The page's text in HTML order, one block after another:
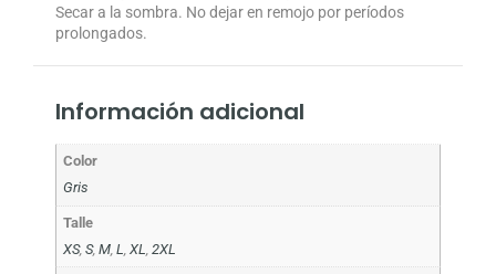
Secar a la sombra. No dejar en remojo por períodos
prolongados.
Información adicional
Color
Gris
Talle
XS,S,M,L,XL,2XL